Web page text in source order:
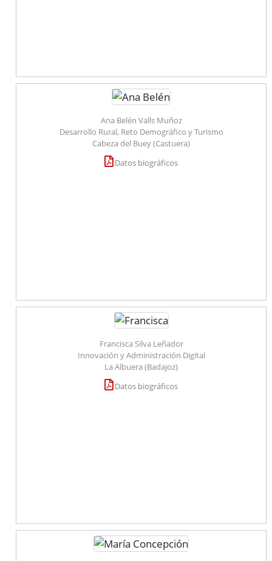
Ana Belén Valls Muñoz
Desarrollo Rural, Reto Demográfico y Turismo
Cabeza del Buey (Castuera)
Datos biográficos
Francisca Silva Leñador
Innovación y Administración Digital
La Albuera (Badajoz)
Datos biográficos